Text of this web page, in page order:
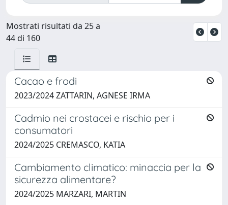
Mostrati risultati da 25 a
44 di 160
Cacao e frodi
2023/2024 ZATTARIN, AGNESE IRMA
Cadmio nei crostacei e rischio per i
consumatori
2024/2025 CREMASCO, KATIA
Cambiamento climatico: minaccia per la
sicurezza alimentare?
2024/2025 MARZARI, MARTIN